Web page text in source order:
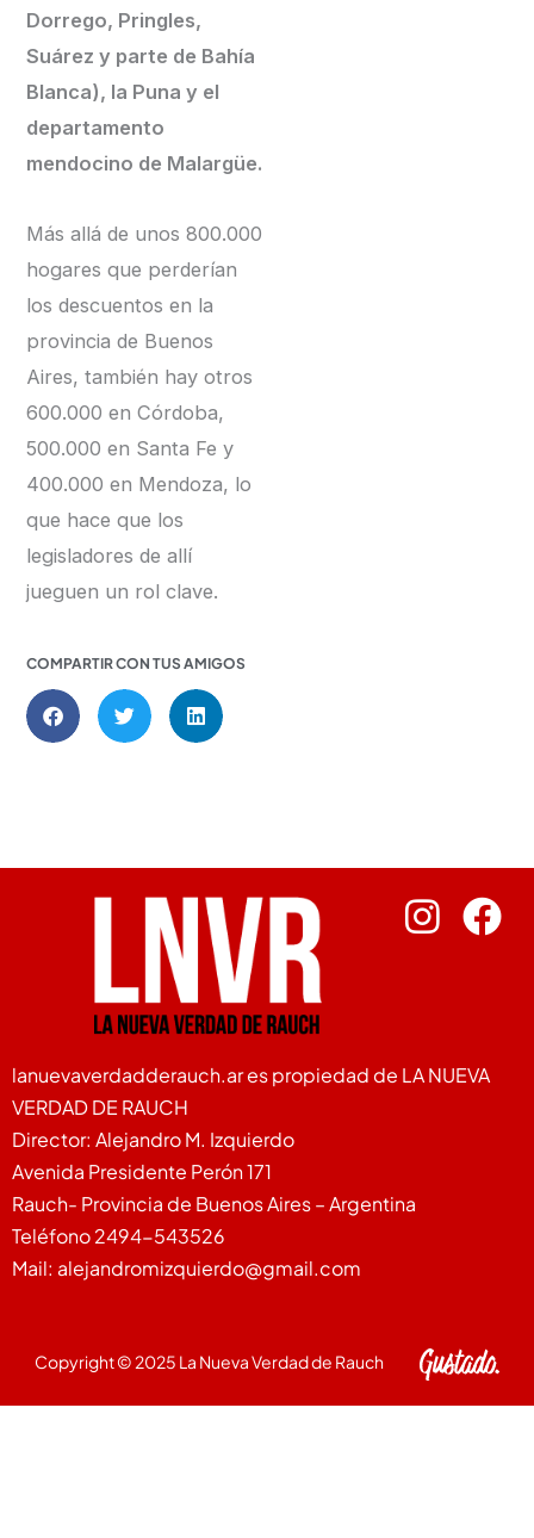
Dorrego, Pringles,
Suárez y parte de Bahía
Blanca), la Puna y el
departamento
mendocino de Malargüe.
Más allá de unos 800.000
hogares que perderían
los descuentos en la
provincia de Buenos
Aires, también hay otros
600.000 en Córdoba,
500.000 en Santa Fe y
400.000 en Mendoza, lo
que hace que los
legisladores de allí
jueguen un rol clave.
COMPARTIR CON TUS AMIGOS
lanuevaverdadderauch.ar es propiedad de LA NUEVA
VERDAD DE RAUCH
Director: Alejandro M. Izquierdo
Avenida Presidente Perón 171
Rauch- Provincia de Buenos Aires – Argentina
Teléfono 2494-543526
Mail: alejandromizquierdo@gmail.com
Copyright © 2025 La Nueva Verdad de Rauch